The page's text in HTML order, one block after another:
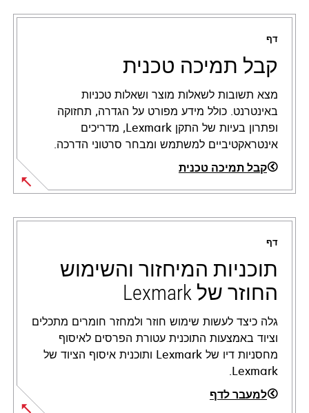
דף
קבל תמיכה טכנית
מצא תשובות לשאלות מוצר ושאלות טכניות
באינטרנט. כולל מידע מפורט על הגדרה, תחזוקה
ופתרון בעיות של התקן Lexmark, מדריכים
אינטראקטיביים למשתמש ומבחר סרטוני הדרכה.
קבל תמיכה טכנית
opens
in
new
tab
דף
תוכניות המיחזור והשימוש
החוזר של Lexmark
גלה כיצד לעשות שימוש חוזר ולמחזר חומרים מתכלים
וציוד באמצעות התוכנית עטורת הפרסים לאיסוף
מחסניות דיו של Lexmark ותוכנית איסוף הציוד של
Lexmark.
למעבר לדף